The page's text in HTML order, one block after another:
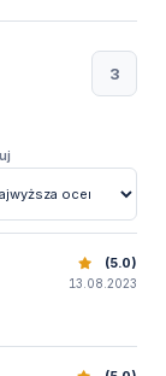
3
z Kemer z(5.0)
13.08.2023